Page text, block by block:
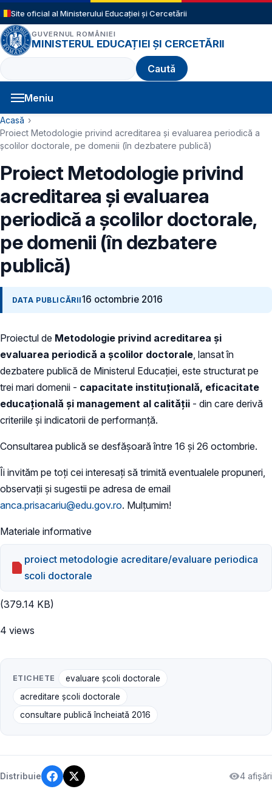
Sari la conținutul principal
Site oficial al Ministerului Educației și Cercetării
GUVERNUL ROMÂNIEI
MINISTERUL EDUCAȚIEI ȘI CERCETĂRII
Caută
Meniu
Navigație principală
Cale de navigare
Acasă
Proiect Metodologie privind acreditarea şi evaluarea periodică a
şcolilor doctorale, pe domenii (în dezbatere publică)
Proiect Metodologie privind
acreditarea şi evaluarea
periodică a şcolilor doctorale,
pe domenii (în dezbatere
publică)
DATA PUBLICĂRII16 octombrie 2016
Proiectul de Metodologie privind acreditarea și
evaluarea periodică a școlilor doctorale , lansat în
dezbatere publică de Ministerul Educației, este structurat pe
trei mari domenii - capacitate instituțională, eficacitate
educațională și management al calității - din care derivă
criteriile și indicatorii de performanță.
Consultarea publică se desfășoară între 16 și 26 octombrie.
Îi invităm pe toți cei interesați să trimită eventualele propuneri,
observații și sugestii pe adresa de email
anca.prisacariu@edu.gov.ro. Mulțumim!
Materiale informative
proiect metodologie acreditare/evaluare periodica
scoli doctorale
(379.14 KB)
4 views
ETICHETE
evaluare școli doctorale
acreditare școli doctorale
consultare publică încheiată 2016
Distribuie 4 afișări